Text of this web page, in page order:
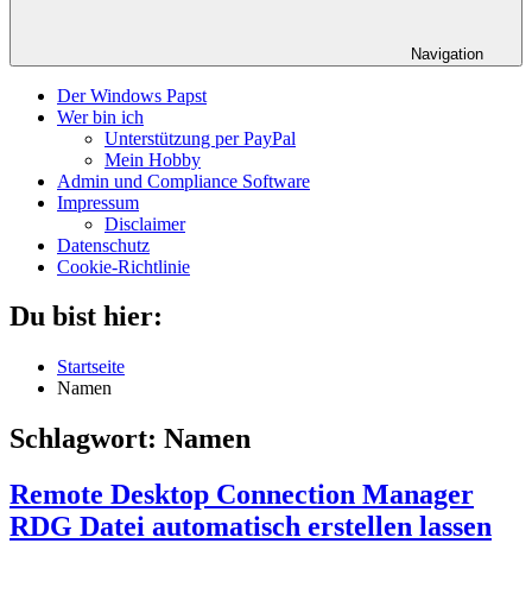
Navigation
Der Windows Papst
Wer bin ich
Unterstützung per PayPal
Mein Hobby
Admin und Compliance Software
Impressum
Disclaimer
Datenschutz
Cookie-Richtlinie
Du bist hier:
Startseite
Namen
Schlagwort: Namen
Remote Desktop Connection Manager
RDG Datei automatisch erstellen lassen